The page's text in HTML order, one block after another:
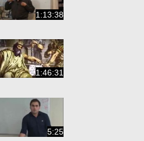
1:13:38
1:46:31
5:25